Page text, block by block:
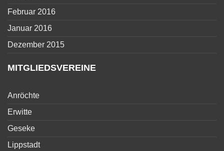
Februar 2016
Januar 2016
Dezember 2015
MITGLIEDSVEREINE
Anröchte
Erwitte
Geseke
Lippstadt